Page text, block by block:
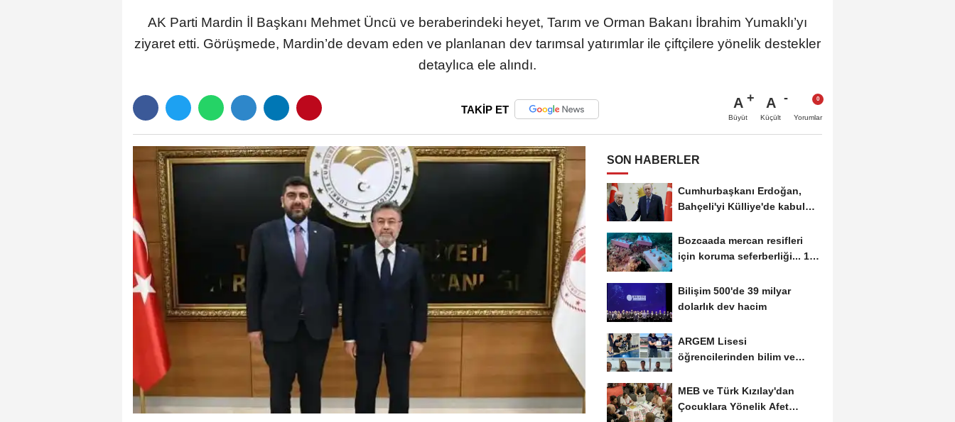
AK Parti Mardin İl Başkanı Mehmet Üncü ve beraberindeki heyet, Tarım ve Orman Bakanı İbrahim Yumaklı’yı
ziyaret etti. Görüşmede, Mardin’de devam eden ve planlanan dev tarımsal yatırımlar ile çiftçilere yönelik destekler
detaylıca ele alındı.
TAKİP ET A
Büyüt
A
Küçült Yorumlar
SON HABERLER
Cumhurbaşkanı Erdoğan,
Bahçeli'yi Külliye'de kabul
Bozcaada mercan resifleri
için koruma seferberliği... 180
Bilişim 500'de 39 milyar
dolarlık dev hacim
ARGEM Lisesi
öğrencilerinden bilim ve
MEB ve Türk Kızılay'dan
Çocuklara Yönelik Afet